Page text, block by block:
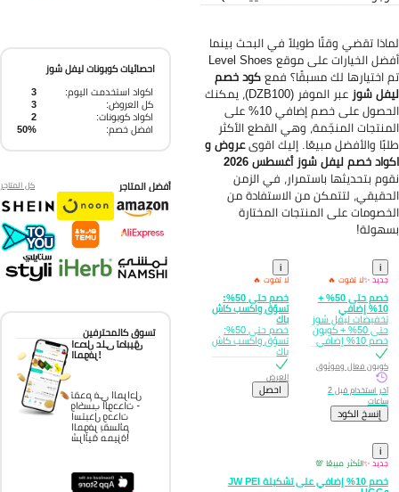
تقضي وقتًا طويلاً في البحث بينما
أفضل الخيارات على موقع Level Shoes
اختيارها لك مسبقًا؟ فمعكود خصم
شوز عبر الموفر (DZB100)، يمكنك
الحصول على خصم إضافي 10% على
المنجّمة، وهي القطع الأكثر
والأفضل مبيعًا. إليك اقوىعروض و
خصم ليفل شوز أغسطس 2026
بتحديثها باستمرار، في الزمن
لتتمكن من الاستفادة من
على المنتجات المختارة
i
جديد ✨لا تفوت 🔥
خصم حتى 50% +
10% إضافي
تخفيضات ليفل شوز
حتى 50% + كوبون
خصم 10% إضافي
كوبون فعال وموثوق
آخر استخدام قبل 2
ساعات
إِنسخ الكود
i
لا تفوت 🔥
خصم حتى 50%:
تسوّق واكسب كاش
باك
خصم حتى 50%:
تسوّق واكسب كاش
باك
العرض
احصل
i
جديد ✨الأكثر مبيعًا 💯
خصم 10% إضافي على تشكيلة JW PEI
احصائيات كوبونات ليفل شوز
اكواد استخدمت اليوم:
كل العروض:
اكواد كوبونات:
افضل خصم: 50%
أفضل المتاجر كل المتاجر
تسوق كالمحترفين
احصل على تطبيق
الموفر!
تقدم في المراحل
واكسب الوحدات -
استبدل وحدات
الموفر بقسائم
شرائية مميزة!